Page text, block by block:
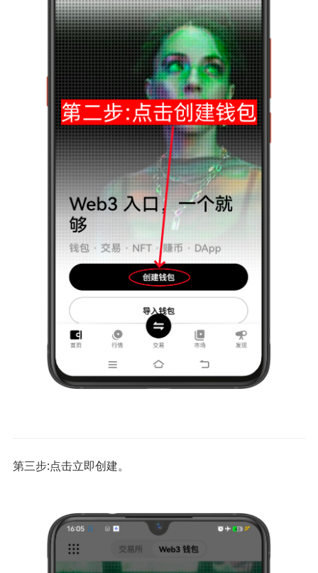
第三步:点击立即创建。